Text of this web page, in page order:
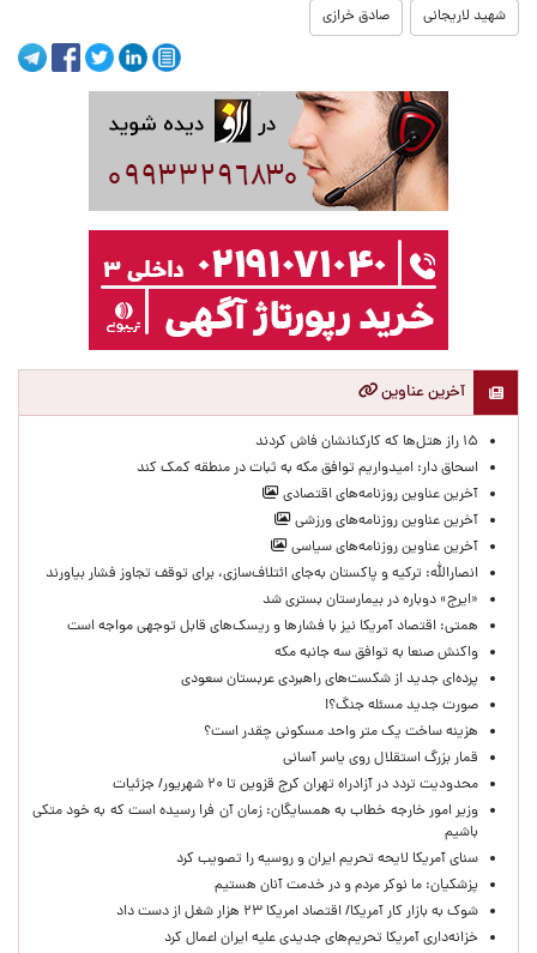
شهید لاریجانی صادق خرازی
آخرین عناوین
۱۵ راز هتل‌ها که کارکنانشان فاش کردند
اسحاق دار: امیدواریم توافق مکه به ثبات در منطقه کمک کند
آخرین عناوین روزنامه‌های اقتصادی
آخرین عناوین روزنامه‌های ورزشی
آخرین عناوین روزنامه‌های سیاسی
انصارالله: ترکیه و پاکستان به‌جای ائتلاف‌سازی، برای توقف تجاوز فشار بیاورند
«ایرج» دوباره در بیمارستان بستری شد
همتی: اقتصاد آمریکا نیز با فشارها و ریسک‌های قابل توجهی مواجه است
واکنش صنعا به توافق سه جانبه مکه
پرده‌ای جدید از شکست‌های راهبردی عربستان سعودی
صورت جدید مسئله جنگ؟!
هزینه ساخت یک متر واحد مسکونی چقدر است؟
قمار بزرگ استقلال روی یاسر آسانی
محدودیت تردد در آزادراه تهران کرج قزوین تا ۲۰ شهریور/ جزئیات
وزیر امور خارجه خطاب به همسایگان: زمان آن فرا رسیده است که به خود متکی
باشیم
سنای آمریکا لایحه تحریم ایران و روسیه را تصویب کرد
پزشکیان: ما نوکر مردم و در خدمت آنان هستیم
شوک به بازار کار آمریکا/ اقتصاد امریکا ۲۳ هزار شغل از دست داد
خزانه‌داری آمریکا تحریم‌های جدیدی علیه ایران اعمال کرد